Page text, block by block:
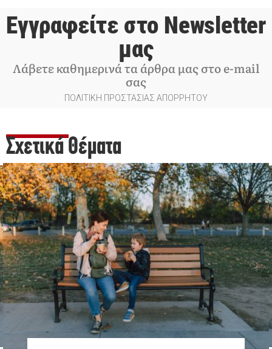
Εγγραφείτε στο Newsletter
μας
Λάβετε καθημερινά τα άρθρα μας στο e-mail
σας
ΠΟΛΙΤΙΚΗ ΠΡΟΣΤΑΣΙΑΣ ΑΠΟΡΡΗΤΟΥ
Σχετικά Θέματα